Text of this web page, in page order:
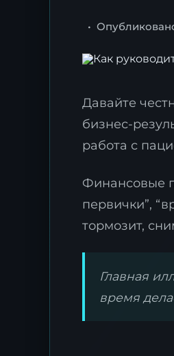
•
Давайте
бизнес-
работа с
Финансовые
первички”,
тормозит,
Главная
время